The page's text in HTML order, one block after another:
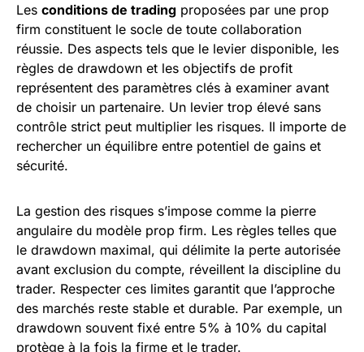
Les conditions de trading proposées par une prop
firm constituent le socle de toute collaboration
réussie. Des aspects tels que le levier disponible, les
règles de drawdown et les objectifs de profit
représentent des paramètres clés à examiner avant
de choisir un partenaire. Un levier trop élevé sans
contrôle strict peut multiplier les risques. Il importe de
rechercher un équilibre entre potentiel de gains et
sécurité.
La gestion des risques s’impose comme la pierre
angulaire du modèle prop firm. Les règles telles que
le drawdown maximal, qui délimite la perte autorisée
avant exclusion du compte, réveillent la discipline du
trader. Respecter ces limites garantit que l’approche
des marchés reste stable et durable. Par exemple, un
drawdown souvent fixé entre 5% à 10% du capital
protège à la fois la firme et le trader.